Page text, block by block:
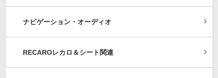
ナビゲーション・オーディオ
RECAROレカロ＆シート関連